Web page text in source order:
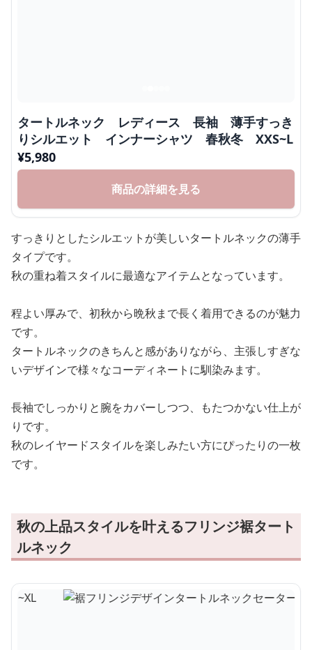
タートルネック レディース 長袖 薄手すっき
りシルエット インナーシャツ 春秋冬 XXS~L
¥5,980
商品の詳細を見る
すっきりとしたシルエットが美しいタートルネックの薄手
タイプです。
秋の重ね着スタイルに最適なアイテムとなっています。
程よい厚みで、初秋から晩秋まで長く着用できるのが魅力
です。
タートルネックのきちんと感がありながら、主張しすぎな
いデザインで様々なコーディネートに馴染みます。
長袖でしっかりと腕をカバーしつつ、もたつかない仕上が
りです。
秋のレイヤードスタイルを楽しみたい方にぴったりの一枚
です。
秋の上品スタイルを叶えるフリンジ裾タート
ルネック